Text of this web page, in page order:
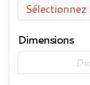
Dimensions